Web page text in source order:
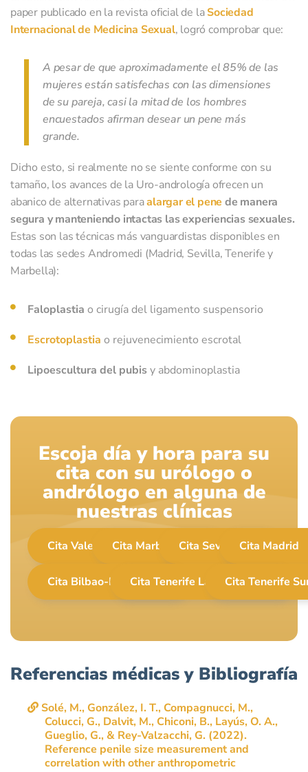
paper publicado en la revista oficial de laSociedad
Internacional de Medicina Sexual, logró comprobar que:
A pesar de que aproximadamente el 85% de las
mujeres están satisfechas con las dimensiones
de su pareja, casi la mitad de los hombres
encuestados afirman desear un pene más
grande.
Dicho esto, si realmente no se siente conforme con su
tamaño, los avances de la Uro-andrología ofrecen un
abanico de alternativas paraalargar el pene de manera
segura y manteniendo intactas las experiencias sexuales.
Estas son las técnicas más vanguardistas disponibles en
todas las sedes Andromedi (Madrid, Sevilla, Tenerife y
Marbella):
Faloplastia o cirugía del ligamento suspensorio
Escrotoplastia o rejuvenecimiento escrotal
Lipoescultura del pubis y abdominoplastia
Escoja día y hora para su
cita con su urólogo o
andrólogo en alguna de
nuestras clínicas
Cita ValenciaCita MarbellaCita Sevilla Cita Madrid
Cita Bilbao-BiskaiaCita Tenerife La LagunaCita Tenerife
Referencias médicas y Bibliografía
Solé, M., González, I. T., Compagnucci, M.,
Colucci, G., Dalvit, M., Chiconi, B., Layús, O. A.,
Gueglio, G., & Rey-Valzacchi, G. (2022).
Reference penile size measurement and
correlation with other anthropometric
su almacenamiento y tratamiento en la base de datos de andromedi.com
En cualquier momento puedes limitar, recuperar y borrar tu información, aquí
introduzcas es la Clínica Andromedi, sin cederlo a terceros de ningún tipo.
envío de correspondencia privada y newsletters es la finalidad de su
almacenamiento y tratamiento en la base de datos de andromedi.com (UE).
cualquier momento puedes limitar, recuperar y borrar tu información, aquí